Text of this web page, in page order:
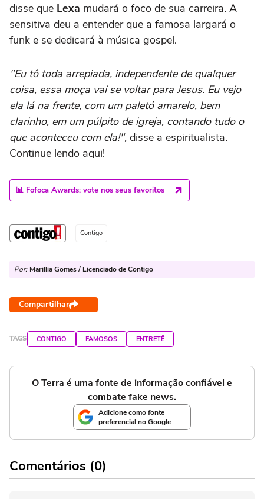
disse que Lexa mudará o foco de sua carreira. A
sensitiva deu a entender que a famosa largará o
funk e se dedicará à música gospel.
"Eu tô toda arrepiada, independente de qualquer
coisa, essa moça vai se voltar para Jesus. Eu vejo
ela lá na frente, com um paletó amarelo, bem
clarinho, em um púlpito de igreja, contando tudo o
que aconteceu com ela!", disse a espiritualista.
Continue lendo aqui!
📊 Fofoca Awards: vote nos seus favoritos
Contigo
Por: Marillia Gomes / Licenciado de Contigo
Compartilhar
TAGS CONTIGO FAMOSOS ENTRETÊ
O Terra é uma fonte de informação confiável e
combate fake news.
Adicione como fonte
preferencial no Google
Comentários (0)